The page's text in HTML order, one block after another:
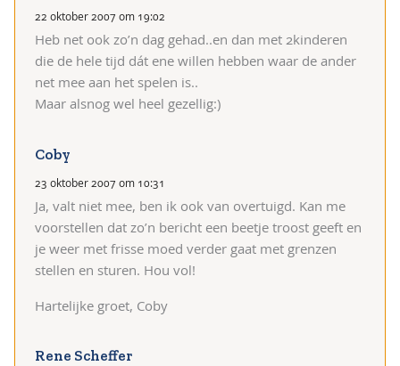
22 oktober 2007 om 19:02
Heb net ook zo’n dag gehad..en dan met 2kinderen
die de hele tijd dát ene willen hebben waar de ander
net mee aan het spelen is..
Maar alsnog wel heel gezellig:)
Coby
23 oktober 2007 om 10:31
Ja, valt niet mee, ben ik ook van overtuigd. Kan me
voorstellen dat zo’n bericht een beetje troost geeft en
je weer met frisse moed verder gaat met grenzen
stellen en sturen. Hou vol!
Hartelijke groet, Coby
Rene Scheffer